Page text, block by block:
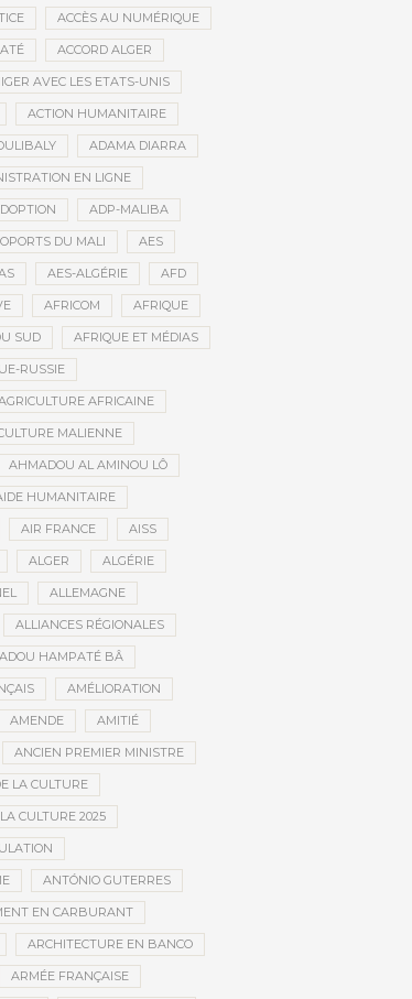
ACCÈS AU NUMÉRIQUE
ACCORD ALGER
AVEC LES ETATS-UNIS
ACTION HUMANITAIRE
ADAMA DIARRA
EN LIGNE
ADP-MALIBA
DU MALI AES
AES-ALGÉRIE AFD
AFRICOM AFRIQUE
SUD AFRIQUE ET MÉDIAS
RUSSIE
AFRICAINE
MALIENNE
AHMADOU AL AMINOU LÔ
HUMANITAIRE
AIR FRANCE AISS
ALGER ALGÉRIE
ALLEMAGNE
ALLIANCES RÉGIONALES
HAMPATÉ BÂ
AMÉLIORATION
AMENDE AMITIÉ
ANCIEN PREMIER MINISTRE
LA CULTURE
CULTURE 2025
ANTÓNIO GUTERRES
EN CARBURANT
ARCHITECTURE EN BANCO
ARMÉE FRANÇAISE